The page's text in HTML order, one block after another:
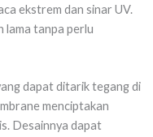
ekstrem dan sinar UV.
lama tanpa perlu
dapat ditarik tegang di
menciptakan
Desainnya dapat